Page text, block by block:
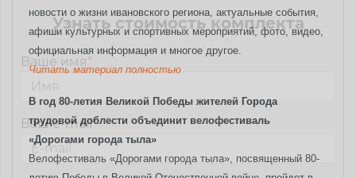
новости о жизни ивановского региона, актуальные события,
афиши культурных и спортивных мероприятий, фото, видео,
официальная информация и многое другое.
Читать материал полностью
В год 80-летия Великой Победы жителей Города
трудовой доблести объединит велофестиваль
«Дорогами города тыла»
Велофестиваль «Дорогами города тыла», посвященный 80-
Узнать стоимость комплекта
Ваше имя *
Ваш e-mail*